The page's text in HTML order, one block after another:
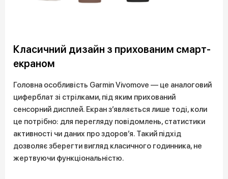
Класичний дизайн з прихованим смарт-
екраном
Головна особливість Garmin Vivomove — це аналоговий
циферблат зі стрілками, під яким прихований
сенсорний дисплей. Екран з’являється лише тоді, коли
це потрібно: для перегляду повідомлень, статистики
активності чи даних про здоров’я. Такий підхід
дозволяє зберегти вигляд класичного годинника, не
жертвуючи функціональністю.